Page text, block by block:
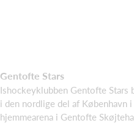
Gentofte Stars
Ishockeyklubben Gentofte
i den nordlige del af København
hjemmearena i Gentofte